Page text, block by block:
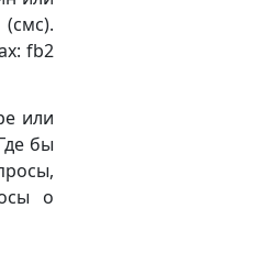
fb2
или
бы
о